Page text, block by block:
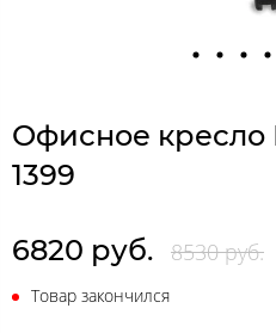
Офисное кресло
1399
6820 руб. 8530 руб.
Товар закончился